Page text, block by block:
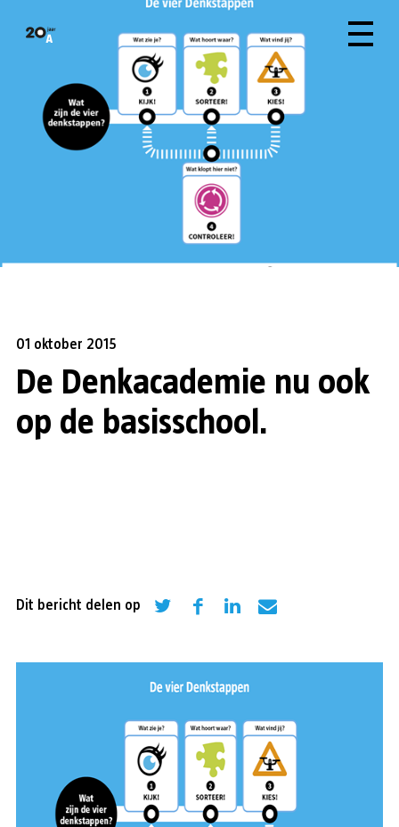
01 oktober 2015
De Denkacademie nu ook
op de basisschool.
Dit bericht delen op